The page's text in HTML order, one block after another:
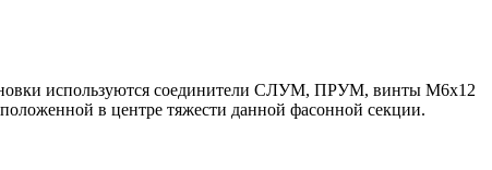
используются соединители СЛУМ, ПРУМ, винты М6х12
в центре тяжести данной фасонной секции.